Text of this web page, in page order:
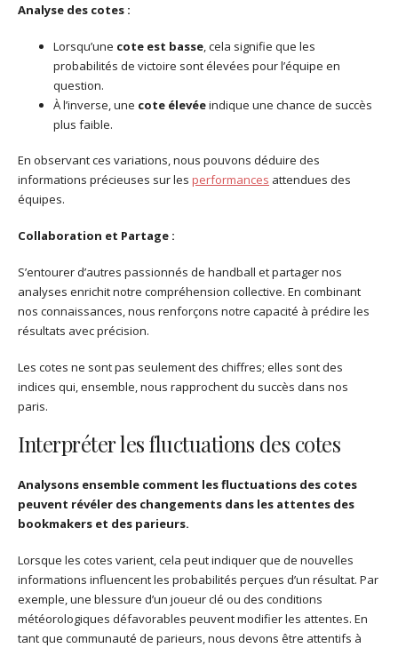
Analyse des cotes :
Lorsqu’une cote est basse, cela signifie que les
probabilités de victoire sont élevées pour l’équipe en
question.
À l’inverse, une cote élevéeindique une chance de succès
plus faible.
En observant ces variations, nous pouvons déduire des
informations précieuses sur les performances attendues des
équipes.
Collaboration et Partage :
S’entourer d’autres passionnés de handball et partager nos
analyses enrichit notre compréhension collective. En combinant
nos connaissances, nous renforçons notre capacité à prédire les
résultats avec précision.
Les cotes ne sont pas seulement des chiffres; elles sont des
indices qui, ensemble, nous rapprochent du succès dans nos
paris.
Interpréter les fluctuations des cotes
Analysons ensemble comment les fluctuations des cotes
peuvent révéler des changements dans les attentes des
bookmakers et des parieurs.
Lorsque les cotes varient, cela peut indiquer que de nouvelles
informations influencent les probabilités perçues d’un résultat. Par
exemple, une blessure d’un joueur clé ou des conditions
météorologiques défavorables peuvent modifier les attentes. En
tant que communauté de parieurs, nous devons être attentifs à